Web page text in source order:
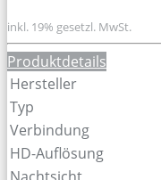
inkl. 19% gesetzl. MwSt.
Produktdetails
Hersteller
Typ
Verbindung
HD-Auflösung